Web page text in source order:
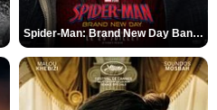
Spider-Man: Brand New Day Bande-annonce VO STFR